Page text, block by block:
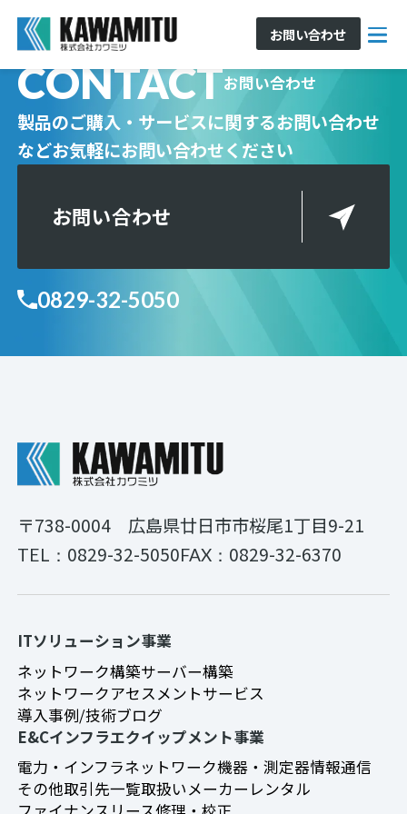
お問い合わせ
CONTACTお問い合わせ
製品のご購入・サービスに関するお問い合わせ
などお気軽にお問い合わせください
お問い合わせ
0829-32-5050
〒738-0004 広島県廿日市市桜尾1丁目9-21
TEL： 0829-32-5050FAX： 0829-32-6370
ITソリューション事業
ネットワーク構築サーバー構築
ネットワークアセスメントサービス
導入事例/技術ブログ
E&Cインフラエクイップメント事業
電力・インフラネットワーク機器・測定器情報通信
その他取引先一覧取扱いメーカー レンタル